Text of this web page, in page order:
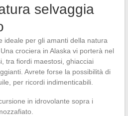
selvaggia
ideale per gli amanti della natura
crociera in Alaska vi porterà nel
tra fiordi maestosi, ghiacciai
Avrete forse la possibilità di
per ricordi indimenticabili.
in idrovolante sopra i